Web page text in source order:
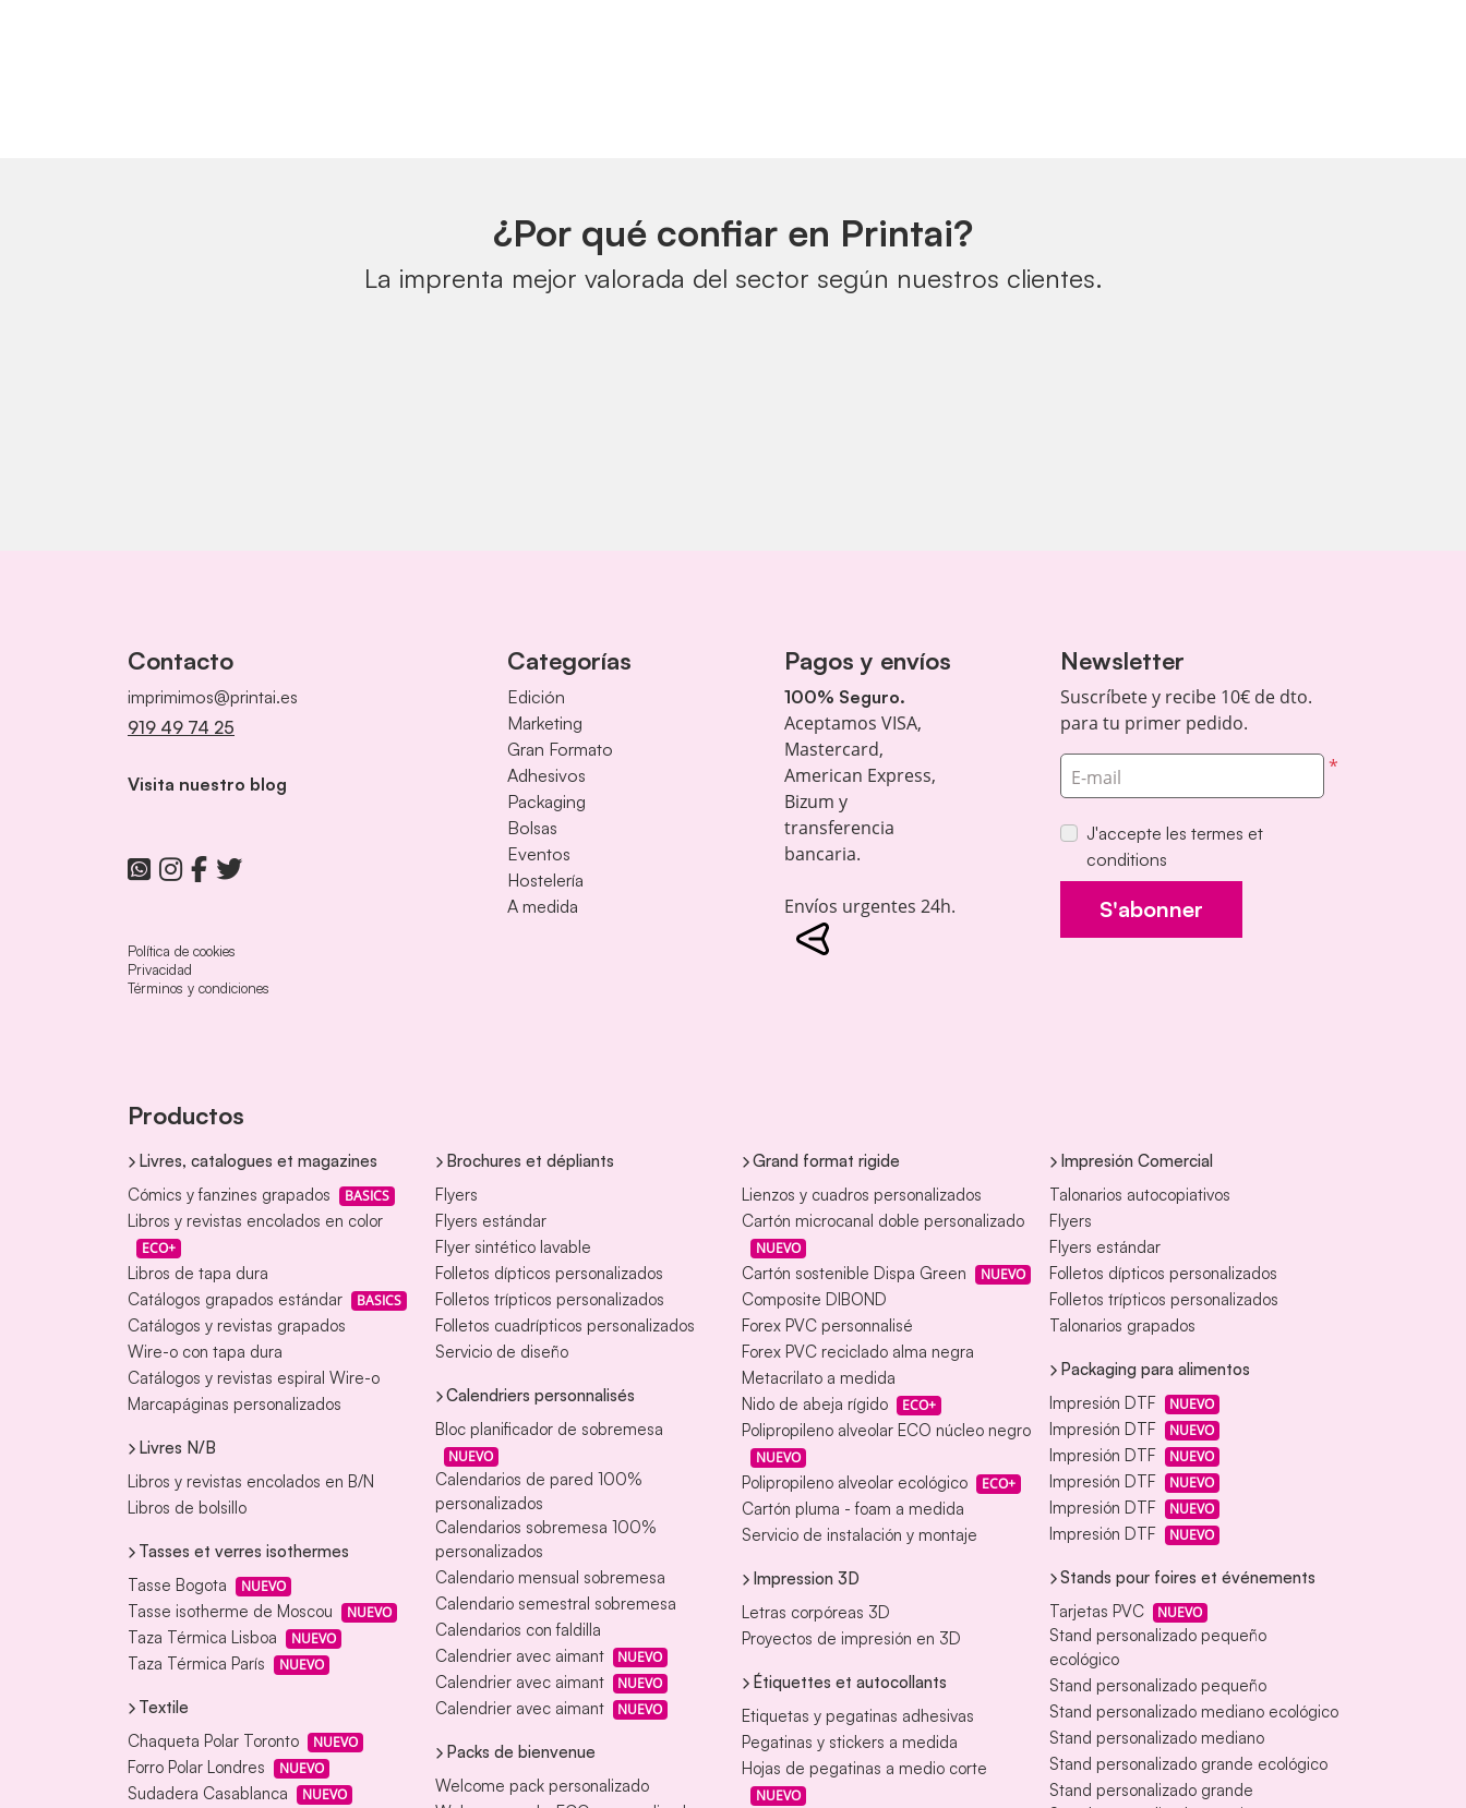
¿Por qué confiar en Printai?
La imprenta mejor valorada del sector según nuestros clientes.
Contacto
imprimimos@printai.es
919 49 74 25
Visita nuestro blog
Política de cookies
Privacidad
Términos y condiciones
Categorías
Edición
Marketing
Gran Formato
Adhesivos
Packaging
Bolsas
Eventos
Hostelería
A medida
Pagos y envíos
100% Seguro.
Aceptamos VISA,
Mastercard,
American Express,
Bizum y
transferencia
bancaria.
Envíos urgentes 24h.
Newsletter
Suscríbete y recibe 10€ de dto.
para tu primer pedido.
*
E-mail
J'accepte les termes et
conditions
S'abonner
Productos
Livres, catalogues et magazines
Cómics y fanzines grapados
BASICS
Libros y revistas encolados en color
ECO+
Libros de tapa dura
Catálogos grapados estándar
BASICS
Catálogos y revistas grapados
Wire-o con tapa dura
Catálogos y revistas espiral Wire-o
Marcapáginas personalizados
Livres N/B
Libros y revistas encolados en B/N
Libros de bolsillo
Tasses et verres isothermes
Tasse Bogota
NUEVO
Tasse isotherme de Moscou NUEVO
Taza Térmica Lisboa NUEVO
Taza Térmica París NUEVO
Textile
Chaqueta Polar Toronto
NUEVO
Forro Polar Londres NUEVO
Sudadera Casablanca NUEVO
Brochures et dépliants
Flyers
Flyers estándar
Flyer sintético lavable
Folletos dípticos personalizados
Folletos trípticos personalizados
Folletos cuadrípticos personalizados
Servicio de diseño
Calendriers personnalisés
Bloc planificador de sobremesa
NUEVO
Calendarios de pared 100%
personalizados
Calendarios sobremesa 100%
personalizados
Calendario mensual sobremesa
Calendario semestral sobremesa
Calendarios con faldilla
Calendrier avec aimant
NUEVO
Calendrier avec aimant NUEVO
Calendrier avec aimant NUEVO
Packs de bienvenue
Welcome pack personalizado
Grand format rigide
Lienzos y cuadros personalizados
Cartón microcanal doble personalizado
NUEVO
Cartón sostenible Dispa Green NUEVO
Composite DIBOND
Forex PVC personnalisé
Forex PVC reciclado alma negra
Metacrilato a medida
Nido de abeja rígido
ECO+
Polipropileno alveolar ECO núcleo negro
NUEVO
Polipropileno alveolar ecológico ECO+
Cartón pluma - foam a medida
Servicio de instalación y montaje
Impression 3D
Letras corpóreas 3D
Proyectos de impresión en 3D
Étiquettes et autocollants
Etiquetas y pegatinas adhesivas
Pegatinas y stickers a medida
Hojas de pegatinas a medio corte
NUEVO
Impresión Comercial
Talonarios autocopiativos
Flyers
Flyers estándar
Folletos dípticos personalizados
Folletos trípticos personalizados
Talonarios grapados
Packaging para alimentos
Impresión DTF
NUEVO
Impresión DTF NUEVO
Impresión DTF NUEVO
Impresión DTF NUEVO
Impresión DTF NUEVO
Impresión DTF NUEVO
Stands pour foires et événements
Tarjetas PVC
NUEVO
Stand personalizado pequeño
ecológico
Stand personalizado pequeño
Stand personalizado mediano ecológico
Stand personalizado mediano
Stand personalizado grande ecológico
Stand personalizado grande